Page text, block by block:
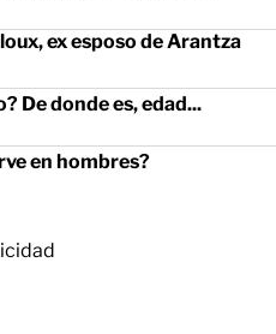
ex esposo de Arantza
De donde es, edad...
en hombres?